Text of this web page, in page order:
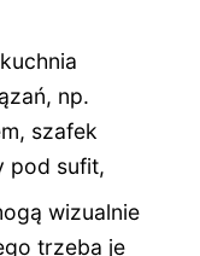
np.
szafek
pod sufit,
wizualnie
trzeba je